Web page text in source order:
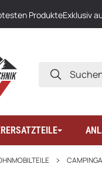
ProdukteExklusiv
SUCHEN